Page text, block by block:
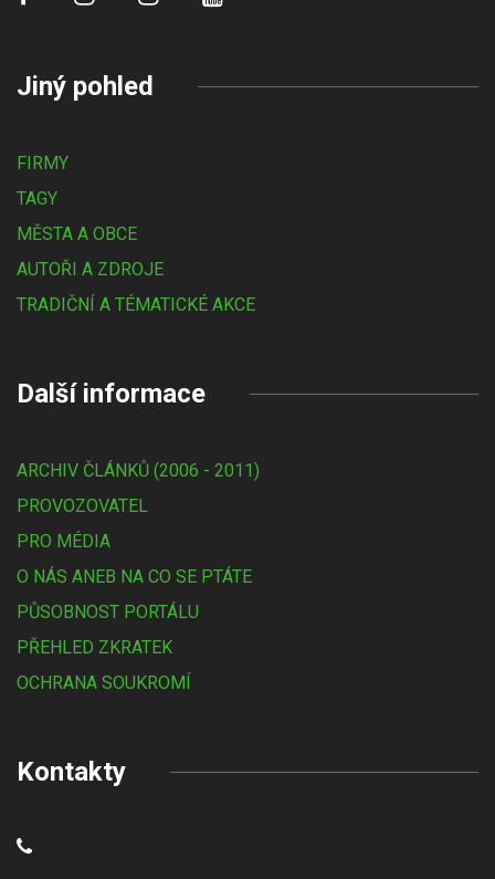
Jiný pohled
FIRMY
TAGY
MĚSTA A OBCE
AUTOŘI A ZDROJE
TRADIČNÍ A TÉMATICKÉ AKCE
Další informace
ARCHIV ČLÁNKŮ (2006 - 2011)
PROVOZOVATEL
PRO MÉDIA
O NÁS ANEB NA CO SE PTÁTE
PŮSOBNOST PORTÁLU
PŘEHLED ZKRATEK
OCHRANA SOUKROMÍ
Kontakty